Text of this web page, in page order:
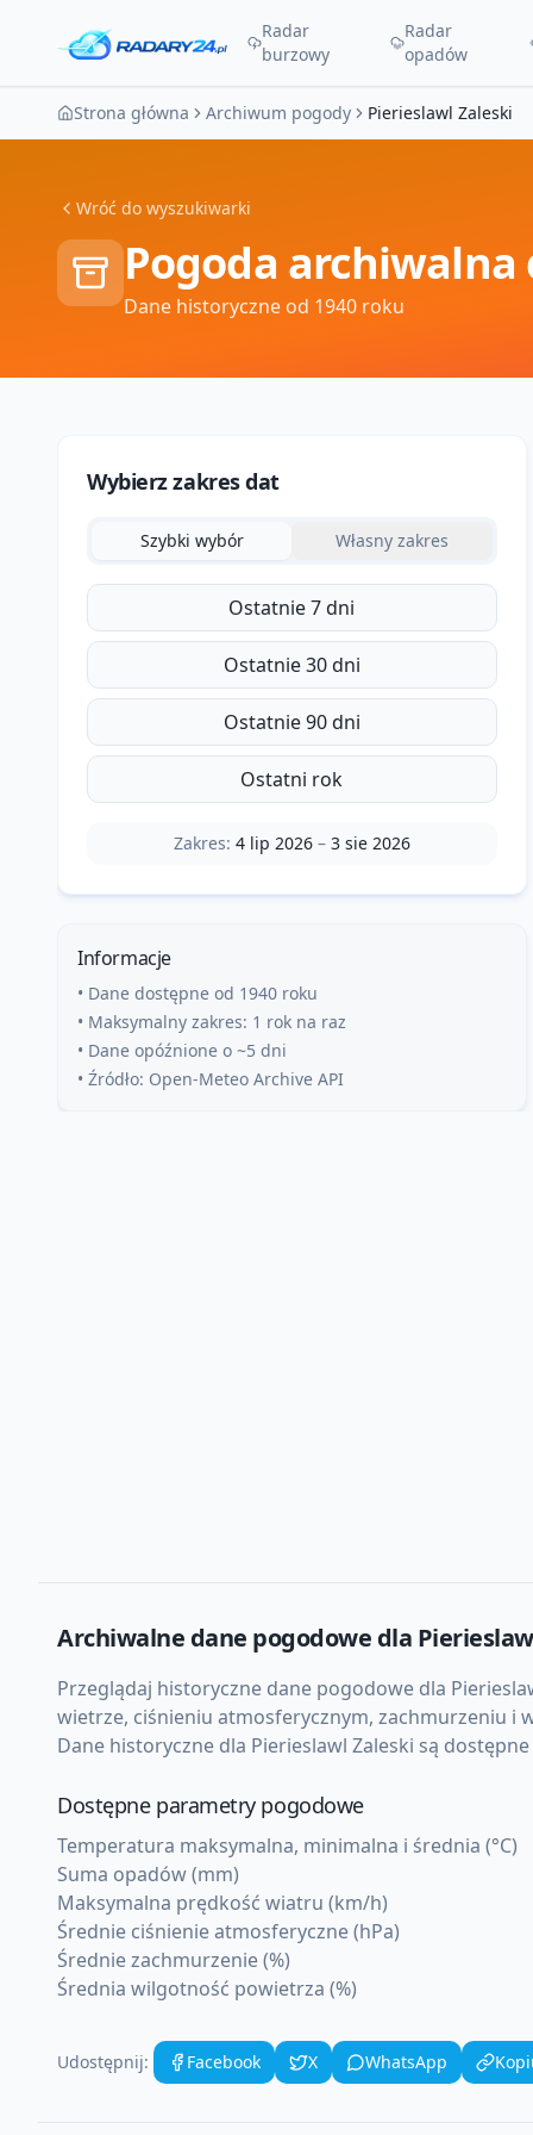
Radar
burzowy
Radar
opadów
Strona główna Archiwum pogody Pierieslawl Zaleski
Wróć do wyszukiwarki
Pogoda
Dane historyczne od 1940 roku
Wybierz zakres dat
Szybki wybór Własny zakres
Ostatnie 7 dni
Ostatnie 30 dni
Ostatnie 90 dni
Ostatni rok
Zakres: 4 lip 2026– 3 sie 2026
Informacje
• Dane dostępne od 1940 roku
• Maksymalny zakres: 1 rok na raz
• Dane opóźnione o ~5 dni
• Źródło: Open-Meteo Archive API
Archiwalne dane pogodowe dla
Przeglądaj historyczne dane pogodowe dla
wietrze, ciśnieniu atmosferycznym, zachmurzeniu i
Dane historyczne dla Pierieslawl Zaleski są
Dostępne parametry pogodowe
Temperatura maksymalna, minimalna i średnia (°C)
Suma opadów (mm)
Maksymalna prędkość wiatru (km/h)
Średnie ciśnienie atmosferyczne (hPa)
Średnie zachmurzenie (%)
Średnia wilgotność powietrza (%)
Udostępnij: Facebook X WhatsApp